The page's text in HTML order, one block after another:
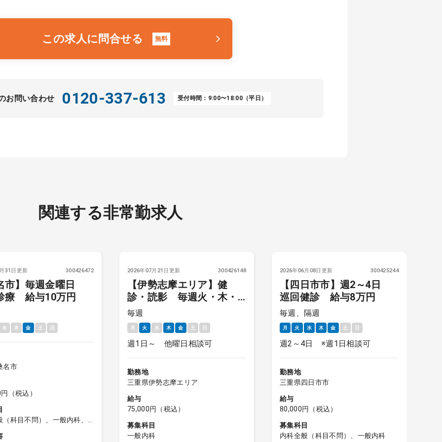
この求人に問合せる 無料
お問い合わせ 0120-337-613 受付時間：9:00〜18:00（平日）
関連する非常勤求人
31日更新 300426472
市】毎週金曜日
療 給与10万円
水 木 金 土 日
名市
（税込）
（科目不問）、一般内科、
2026年07月21日更新 300426148
【伊勢志摩エリア】健
診・読影 毎週火・木・
金曜（週1日～） 時給1
万円
毎週
月 火 水 木 金 土 日
週1日～ 他曜日相談可
勤務地
三重県伊勢志摩エリア
給与
75,000円（税込）
募集科目
一般内科
2026年06月08日更新 300425244
【四日市市】週2～4日
巡回健診 給与8万円
毎週、隔週
月 火 水 木 金 土 日
週2～4日 ※週1日相談可
勤務地
三重県四日市市
給与
80,000円（税込）
募集科目
内科全般（科目不問）、一般内科